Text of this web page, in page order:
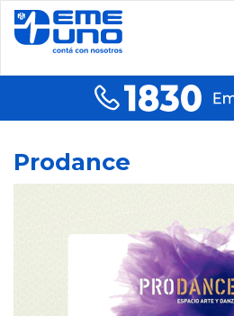
Prodance